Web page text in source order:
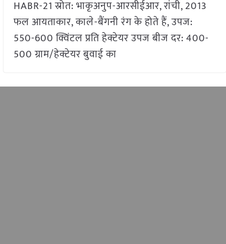
HABR-21 स्रोत: भाकृअनुप-आरसीईआर, रांची, 2013
फल आयताकार, काले-बैंगनी रंग के होते हैं, उपज:
550-600 क्विंटल प्रति हेक्टेयर उपज बीज दर: 400-
500 ग्राम/हेक्टेयर बुवाई का